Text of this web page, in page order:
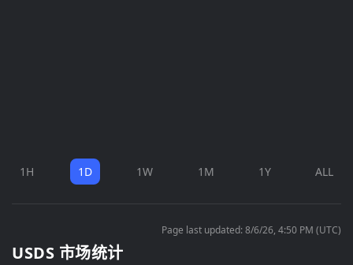
1H 1D 1W 1M 1Y ALL
Page last updated: 8/6/26, 4:50 PM (UTC)
USDS 市场统计